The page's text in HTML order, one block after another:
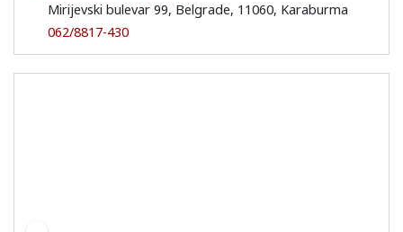
Mirijevski bulevar 99, Belgrade, 11060, Karaburma
062/8817-430